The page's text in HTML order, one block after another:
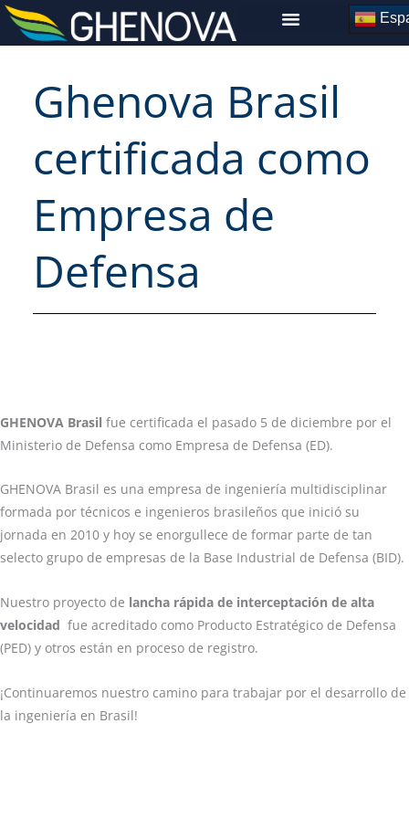
Skip
Ghenova Brasil
certificada como
Empresa de
Defensa
GHENOVA Brasil fue certificada el pasado 5 de diciembre por el
Ministerio de Defensa como Empresa de Defensa (ED).
GHENOVA Brasil es una empresa de ingeniería multidisciplinar
formada por técnicos e ingenieros brasileños que inició su
jornada en 2010 y hoy se enorgullece de formar parte de tan
selecto grupo de empresas de la Base Industrial de Defensa (BID).
Nuestro proyecto de lancha rápida de interceptación de alta
velocidad fue acreditado como Producto Estratégico de Defensa
(PED) y otros están en proceso de registro.
¡Continuaremos nuestro camino para trabajar por el desarrollo de
la ingeniería en Brasil!